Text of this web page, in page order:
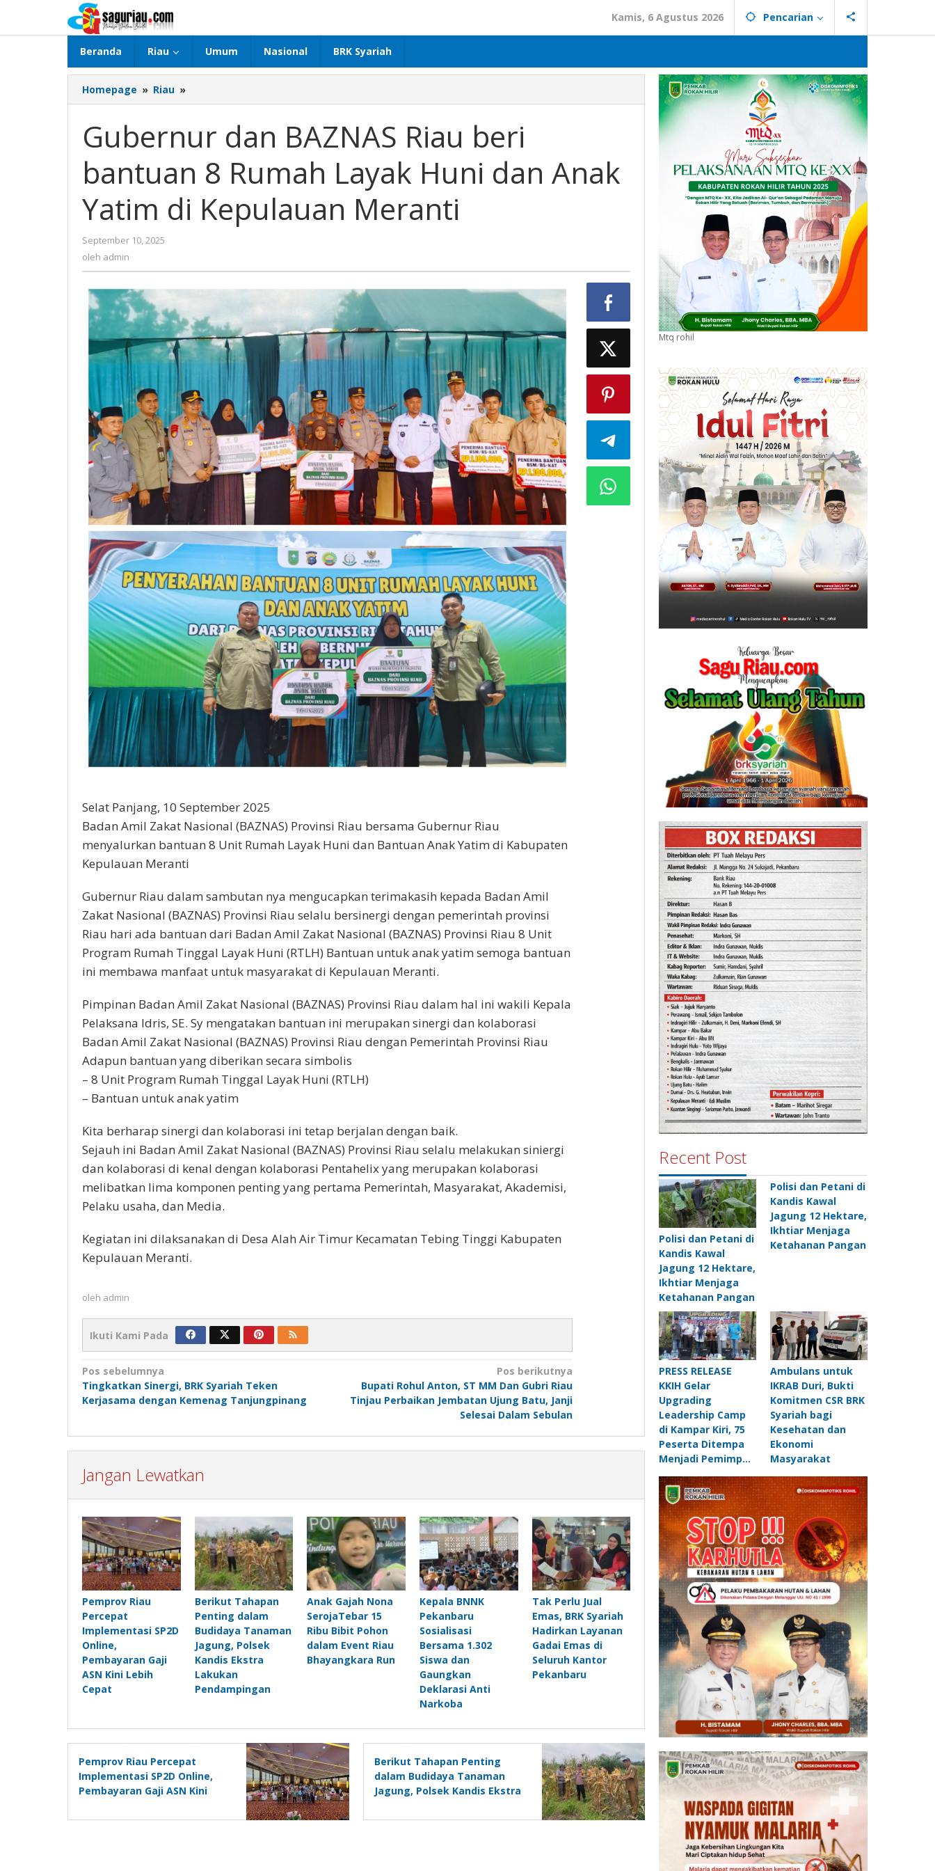
konten
Kamis, 6 Agustus 2026 Pencarian
Beranda Riau Umum Nasional BRK Syariah
Homepage » Riau »
dan
Riau
beri
bantuan
8
Layak
Huni
Kepulauan
Meranti
Gubernur dan BAZNAS Riau beri
bantuan 8 Rumah Layak Huni dan Anak
Yatim di Kepulauan Meranti
September 10, 2025
oleh admin
Selat Panjang, 10 September 2025
Badan Amil Zakat Nasional (BAZNAS) Provinsi Riau bersama Gubernur Riau
menyalurkan bantuan 8 Unit Rumah Layak Huni dan Bantuan Anak Yatim di Kabupaten
Kepulauan Meranti
Gubernur Riau dalam sambutan nya mengucapkan terimakasih kepada Badan Amil
Zakat Nasional (BAZNAS) Provinsi Riau selalu bersinergi dengan pemerintah provinsi
Riau hari ada bantuan dari Badan Amil Zakat Nasional (BAZNAS) Provinsi Riau 8 Unit
Program Rumah Tinggal Layak Huni (RTLH) Bantuan untuk anak yatim semoga bantuan
ini membawa manfaat untuk masyarakat di Kepulauan Meranti.
Pimpinan Badan Amil Zakat Nasional (BAZNAS) Provinsi Riau dalam hal ini wakili Kepala
Pelaksana Idris, SE. Sy mengatakan bantuan ini merupakan sinergi dan kolaborasi
Badan Amil Zakat Nasional (BAZNAS) Provinsi Riau dengan Pemerintah Provinsi Riau
Adapun bantuan yang diberikan secara simbolis
– 8 Unit Program Rumah Tinggal Layak Huni (RTLH)
– Bantuan untuk anak yatim
Kita berharap sinergi dan kolaborasi ini tetap berjalan dengan baik.
Sejauh ini Badan Amil Zakat Nasional (BAZNAS) Provinsi Riau selalu melakukan siniergi
dan kolaborasi di kenal dengan kolaborasi Pentahelix yang merupakan kolaborasi
melibatkan lima komponen penting yang pertama Pemerintah, Masyarakat, Akademisi,
Pelaku usaha, dan Media.
Kegiatan ini dilaksanakan di Desa Alah Air Timur Kecamatan Tebing Tinggi Kabupaten
Kepulauan Meranti.
oleh admin
Ikuti Kami Pada
Navigasi
pos
Pos sebelumnya
Tingkatkan Sinergi, BRK Syariah Teken
Kerjasama dengan Kemenag Tanjungpinang
Pos berikutnya
Bupati Rohul Anton, ST MM Dan Gubri Riau
Tinjau Perbaikan Jembatan Ujung Batu, Janji
Selesai Dalam Sebulan
Jangan Lewatkan
Pemprov Riau
Percepat
Implementasi SP2D
Online,
Pembayaran Gaji
ASN Kini Lebih
Cepat
Berikut Tahapan
Penting dalam
Budidaya Tanaman
Jagung, Polsek
Kandis Ekstra
Lakukan
Pendampingan
Anak Gajah Nona
SerojaTebar 15
Ribu Bibit Pohon
dalam Event Riau
Bhayangkara Run
Kepala BNNK
Pekanbaru
Sosialisasi
Bersama 1.302
Siswa dan
Gaungkan
Deklarasi Anti
Narkoba
Tak Perlu Jual
Emas, BRK Syariah
Hadirkan Layanan
Gadai Emas di
Seluruh Kantor
Pekanbaru
Pemprov Riau Percepat
Implementasi SP2D Online,
Pembayaran Gaji ASN Kini
Berikut Tahapan Penting
dalam Budidaya Tanaman
Jagung, Polsek Kandis Ekstra
Mtq rohil
Recent Post
Polisi dan Petani di
Kandis Kawal
Jagung 12 Hektare,
Ikhtiar Menjaga
Ketahanan Pangan
Polisi dan Petani di
Kandis Kawal
Jagung 12 Hektare,
Ikhtiar Menjaga
Ketahanan Pangan
PRESS RELEASE
KKIH Gelar
Upgrading
Leadership Camp
di Kampar Kiri, 75
Peserta Ditempa
Menjadi Pemimp…
Ambulans untuk
IKRAB Duri, Bukti
Komitmen CSR BRK
Syariah bagi
Kesehatan dan
Ekonomi
Masyarakat